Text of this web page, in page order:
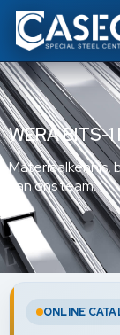
WERA BITS-
Materiaalkennis,
van ons team.
ONLINE